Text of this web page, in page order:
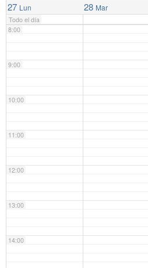
27 Lun 28 Mar
Todo el día
8:00
9:00
10:00
11:00
12:00
13:00
14:00